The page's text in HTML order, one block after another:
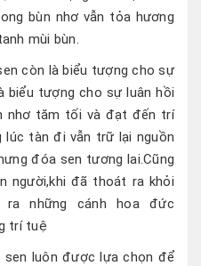
bùn nhơ vẫn tỏa hương
mùi bùn.
còn là biểu tượng cho sự
biểu tượng cho sự luân hồi
nhơ tăm tối và đạt đến trí
lúc tàn đi vẫn trữ lại nguồn
đóa sen tương lai.Cũng
người,khi đã thoát ra khỏi
những cánh hoa đức
trí tuệ
sen luôn được lựa chọn để